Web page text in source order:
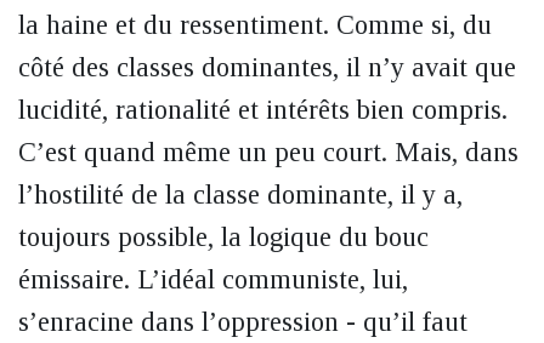
la haine et du ressentiment. Comme si, du
côté des classes dominantes, il n’y avait que
lucidité, rationalité et intérêts bien compris.
C’est quand même un peu court. Mais, dans
l’hostilité de la classe dominante, il y a,
toujours possible, la logique du bouc
émissaire. L’idéal communiste, lui,
s’enracine dans l’oppression - qu’il faut